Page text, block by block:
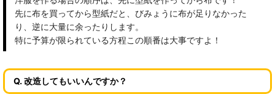
先に布を買ってから型紙だと、びみょうに布が足りなかった
り、逆に大量に余ったりします。
特に予算が限られている方程この順番は大事ですよ！
Q. 改造してもいいんですか？